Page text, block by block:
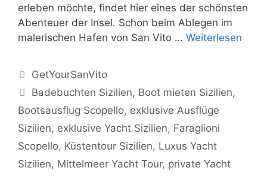
erleben möchte, findet hier eines der schönsten
Abenteuer der Insel. Schon beim Ablegen im
malerischen Hafen von San Vito … Weiterlesen
Kategorien
GetYourSanVito
Schlagwörter
Badebuchten Sizilien, Boot mieten Sizilien,
Bootsausflug Scopello, exklusive Ausflüge
Sizilien, exklusive Yacht Sizilien, Faraglioni
Scopello, Küstentour Sizilien, Luxus Yacht
Sizilien, Mittelmeer Yacht Tour, private Yacht